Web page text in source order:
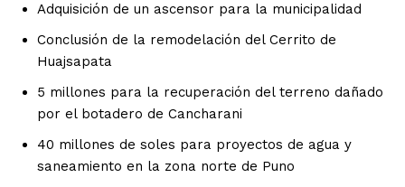
Adquisición de un ascensor para la municipalidad
Conclusión de la remodelación del Cerrito de
Huajsapata
5 millones para la recuperación del terreno dañado
por el botadero de Cancharani
40 millones de soles para proyectos de agua y
saneamiento en la zona norte de Puno